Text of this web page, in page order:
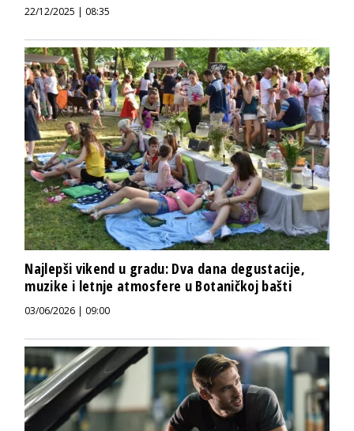
22/12/2025 | 08:35
Najlepši vikend u gradu: Dva dana degustacije,
muzike i letnje atmosfere u Botaničkoj bašti
03/06/2026 | 09:00